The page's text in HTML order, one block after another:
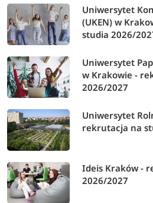
przypadku niewypełenienia limitu
miejsc
Ogłoszenie wyników - II tura
Składanie dokumentów - II tura
Uniwersytet
(UKEN) w
studia 2026/
Uniwersytet
w Krakowie -
2026/2027
Uniwersytet
rekrutacja na
Ideis Kraków -
2026/2027